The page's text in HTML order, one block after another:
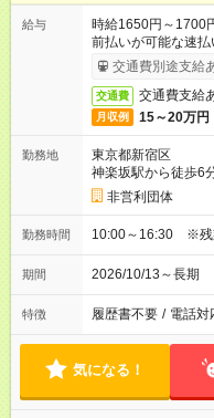
給与
時給1650円～
前払いが可能な速払
交通費別途支給
交通費 交通費支給
月収例 15～20万円
勤務地
東京都新宿区
神楽坂駅から徒歩6
非営利団体
勤務時間 10:00～16:30 ※残
期間 2026/10/13～長期
特徴 履歴書不要 / 電話対
気になる！